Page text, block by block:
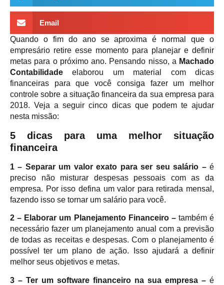
Email
Quando o fim do ano se aproxima é normal que o
empresário retire esse momento para planejar e definir
metas para o próximo ano. Pensando nisso, a Machado
Contabilidade elaborou um material com dicas
financeiras para que você consiga fazer um melhor
controle sobre a situação financeira da sua empresa para
2018. Veja a seguir cinco dicas que podem te ajudar
nesta missão:
5 dicas para uma melhor situação
financeira
1 – Separar um valor exato para ser seu salário –é
preciso não misturar despesas pessoais com as da
empresa. Por isso defina um valor para retirada mensal,
fazendo isso se tornar um salário para você.
2 – Elaborar um Planejamento Financeiro –também é
necessário fazer um planejamento anual com a previsão
de todas as receitas e despesas. Com o planejamento é
possível ter um plano de ação. Isso ajudará a definir
melhor seus objetivos e metas.
3 – Ter um software financeiro na sua empresa – é